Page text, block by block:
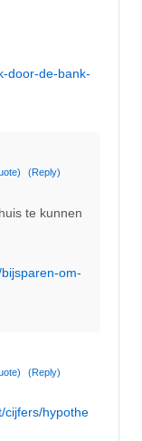
door-de-bank-
(Reply)
te kunnen
om-
(Reply)
cijfers/hypothe